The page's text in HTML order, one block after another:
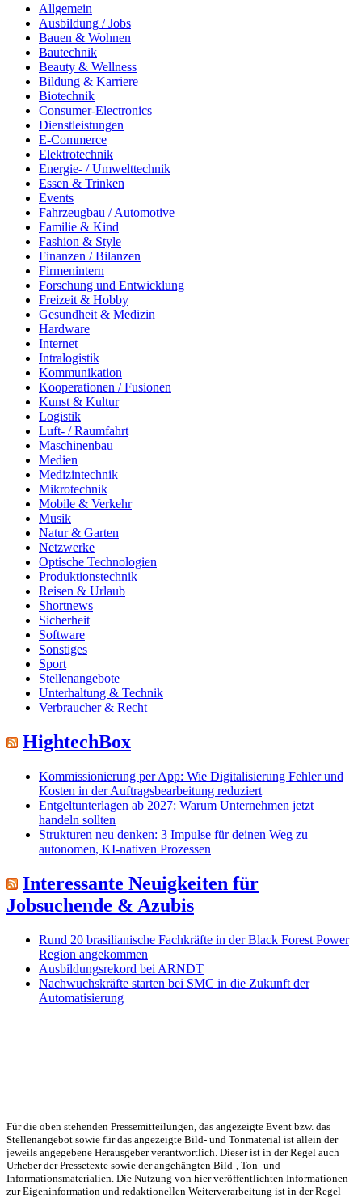
Allgemein
Ausbildung / Jobs
Bauen & Wohnen
Bautechnik
Beauty & Wellness
Bildung & Karriere
Biotechnik
Consumer-Electronics
Dienstleistungen
E-Commerce
Elektrotechnik
Energie- / Umwelttechnik
Essen & Trinken
Events
Fahrzeugbau / Automotive
Familie & Kind
Fashion & Style
Finanzen / Bilanzen
Firmenintern
Forschung und Entwicklung
Freizeit & Hobby
Gesundheit & Medizin
Hardware
Internet
Intralogistik
Kommunikation
Kooperationen / Fusionen
Kunst & Kultur
Logistik
Luft- / Raumfahrt
Maschinenbau
Medien
Medizintechnik
Mikrotechnik
Mobile & Verkehr
Musik
Natur & Garten
Netzwerke
Optische Technologien
Produktionstechnik
Reisen & Urlaub
Shortnews
Sicherheit
Software
Sonstiges
Sport
Stellenangebote
Unterhaltung & Technik
Verbraucher & Recht
HightechBox
Kommissionierung per App: Wie Digitalisierung Fehler und
Kosten in der Auftragsbearbeitung reduziert
Entgeltunterlagen ab 2027: Warum Unternehmen jetzt
handeln sollten
Strukturen neu denken: 3 Impulse für deinen Weg zu
autonomen, KI-nativen Prozessen
Interessante Neuigkeiten für
Jobsuchende & Azubis
Rund 20 brasilianische Fachkräfte in der Black Forest Power
Region angekommen
Ausbildungsrekord bei ARNDT
Nachwuchskräfte starten bei SMC in die Zukunft der
Automatisierung
Für die oben stehenden Pressemitteilungen, das angezeigte Event bzw. das
Stellenangebot sowie für das angezeigte Bild- und Tonmaterial ist allein der
jeweils angegebene Herausgeber verantwortlich. Dieser ist in der Regel auch
Urheber der Pressetexte sowie der angehängten Bild-, Ton- und
Informationsmaterialien. Die Nutzung von hier veröffentlichten Informationen
zur Eigeninformation und redaktionellen Weiterverarbeitung ist in der Regel